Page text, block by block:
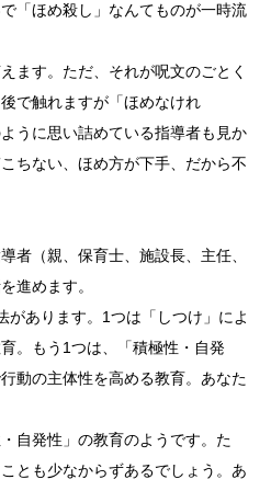
「ほめ殺し」なんてものが一時流
ます。ただ、それが呪文のごとく
で触れますが「ほめなけれ
うに思い詰めている指導者も見か
ちない、ほめ方が下手、だから不
者（親、保育士、施設長、主任、
進めます。
があります。1つは「しつけ」によ
。もう1つは、「積極性・自発
動の主体性を高める教育。あなた
自発性」の教育のようです。た
とも少なからずあるでしょう。あ